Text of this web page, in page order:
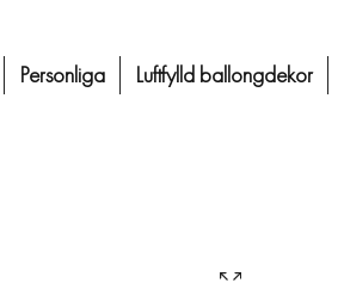
Personliga Luftfylld ballongdekor